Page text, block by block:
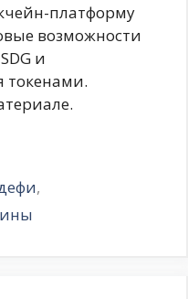
платформу
возможности
и
токенами.
,